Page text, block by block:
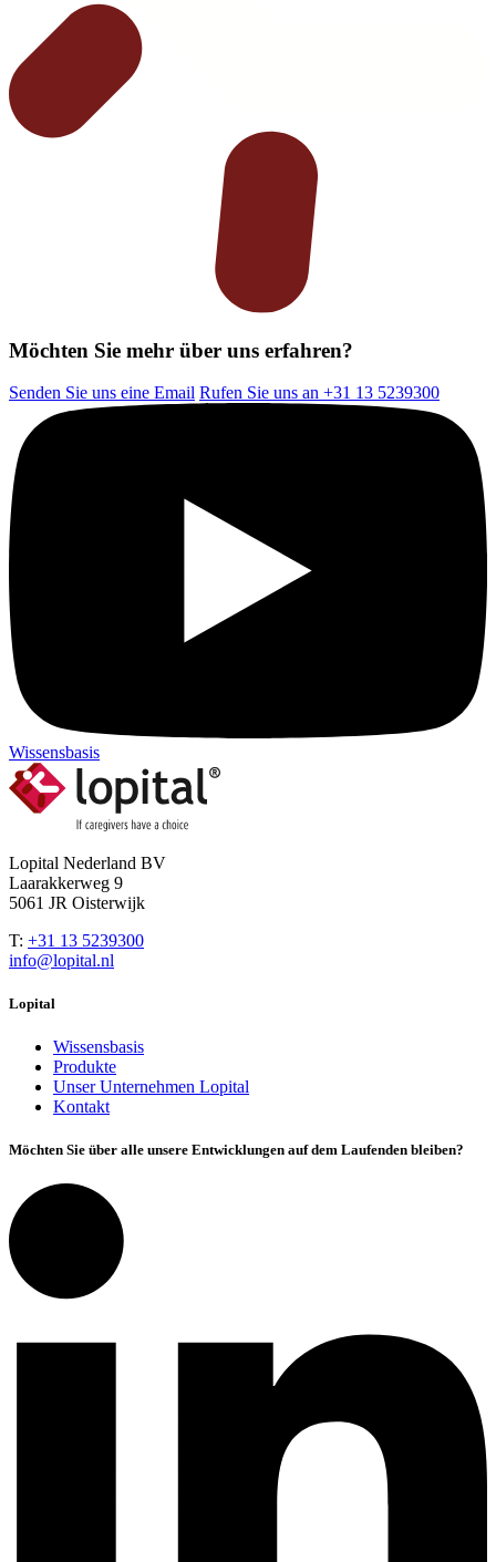
Möchten Sie mehr über uns erfahren?
Senden Sie uns eine Email Rufen Sie uns an +31 13 5239300
Wissensbasis
Lopital Nederland BV
Laarakkerweg 9
5061 JR Oisterwijk
T: +31 13 5239300
info@lopital.nl
Lopital
Wissensbasis
Produkte
Unser Unternehmen Lopital
Kontakt
Möchten Sie über alle unsere Entwicklungen auf dem Laufenden bleiben?